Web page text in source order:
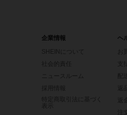
企業情報
SHEINについて
ニュースルーム
ヘ
支